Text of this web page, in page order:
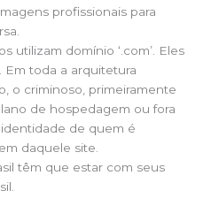
profissionais para
utilizam domínio ‘.com’. Eles
Em toda a arquitetura
o criminoso, primeiramente
de hospedagem ou fora
de quem é
daquele site.
têm que estar com seus